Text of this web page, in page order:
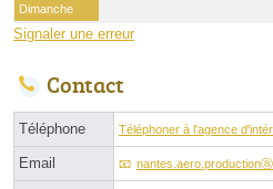
Dimanche
Signaler une erreur
Contact
Téléphone Téléphoner à l'agence
Email